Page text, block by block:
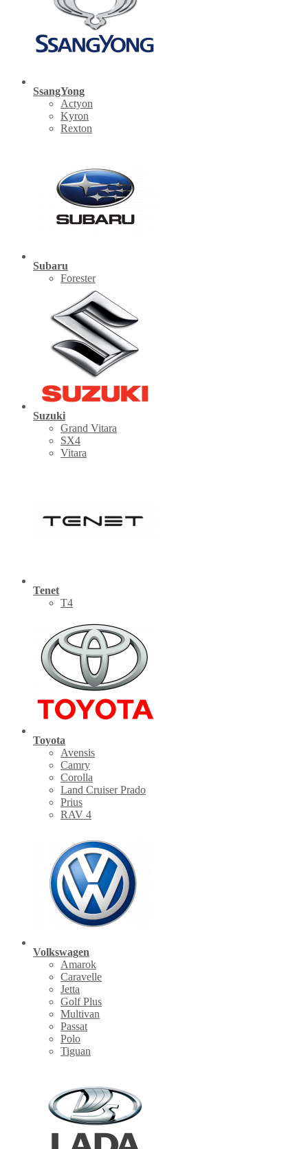
SsangYong
Actyon
Kyron
Rexton
Subaru
Forester
Suzuki
Grand Vitara
SX4
Vitara
Tenet
Т4
Toyota
Avensis
Camry
Corolla
Land Cruiser Prado
Prius
RAV 4
Volkswagen
Amarok
Caravelle
Jetta
Golf Plus
Multivan
Passat
Polo
Tiguan